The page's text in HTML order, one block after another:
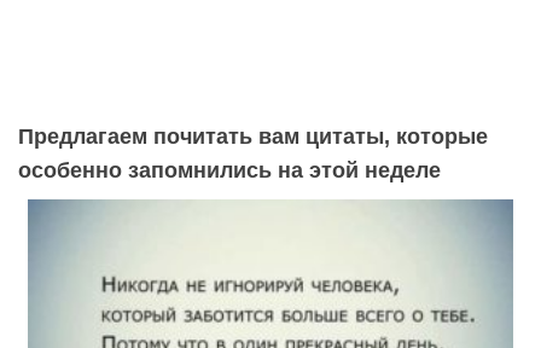
Предлагаем почитать вам цитаты, которые
особенно запомнились на этой неделе